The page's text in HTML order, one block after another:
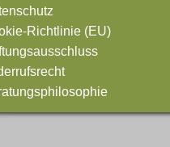
Richtlinie (EU)